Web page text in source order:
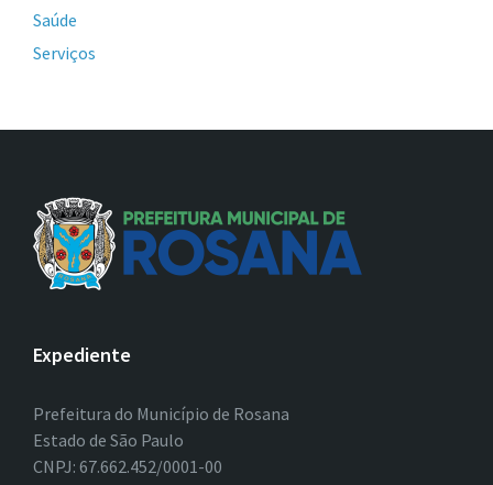
Saúde
Serviços
Expediente
Prefeitura do Município de Rosana
Estado de São Paulo
CNPJ: 67.662.452/0001-00